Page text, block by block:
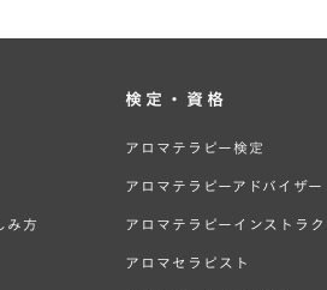
み方
検定・資格
アロマテラピー検定
アロマテラピーアドバイザー
アロマテラピーインストラク
アロマセラピスト